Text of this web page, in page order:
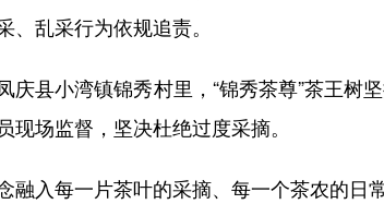
、乱采行为依规追责。
县小湾镇锦秀村里，“锦秀茶尊”茶王树
现场监督，坚决杜绝过度采摘。
入每一片茶叶的采摘、每一个茶农的日常